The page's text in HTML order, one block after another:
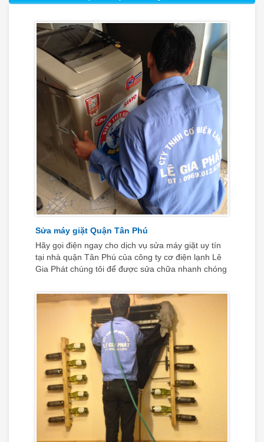
Sửa máy giặt Quận Tân Phú
Hãy gọi điện ngay cho dịch vụ sửa máy giặt uy tín
tại nhà quận Tân Phú của công ty cơ điện lạnh Lê
Gia Phát chúng tôi để được sửa chữa nhanh chóng